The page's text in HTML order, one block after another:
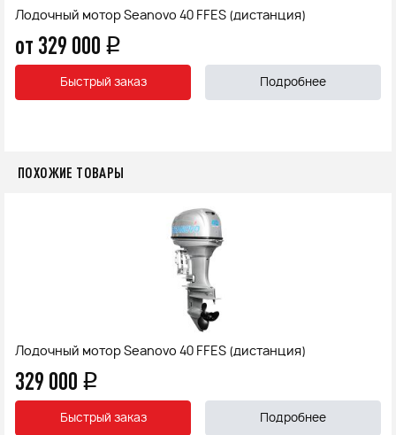
Лодочный мотор Seanovo 40 FFES (дистанция)
от 329 000 q
Быстрый заказ Подробнее
ПОХОЖИЕ ТОВАРЫ
Лодочный мотор Seanovo 40 FFES (дистанция)
329 000 q
Быстрый заказ Подробнее